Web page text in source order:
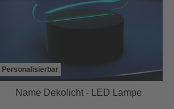
Personalisierbar
Name Dekolicht - LED Lampe